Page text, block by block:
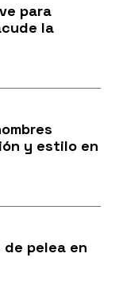
para
la
y estilo en
pelea en